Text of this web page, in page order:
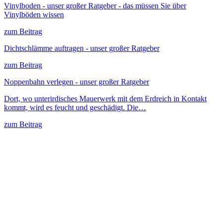
Vinylboden - unser großer Ratgeber - das müssen Sie über
Vinylböden wissen
zum Beitrag
Dichtschlämme auftragen - unser großer Ratgeber
zum Beitrag
Noppenbahn verlegen - unser großer Ratgeber
Dort, wo unterirdisches Mauerwerk mit dem Erdreich in Kontakt
kommt, wird es feucht und geschädigt. Die…
zum Beitrag